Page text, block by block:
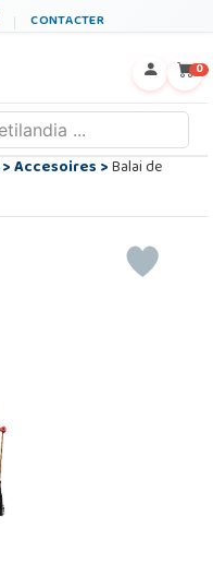
CONTACTER
0
>Accesoires>Balai de